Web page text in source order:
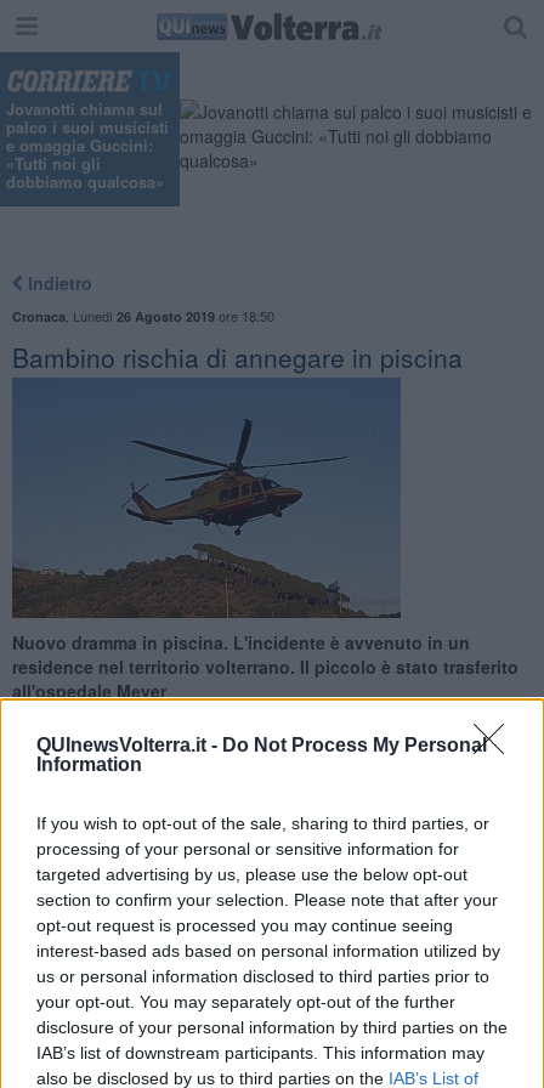
QUInewsVolterra.it - Do Not Process My Personal
Information
If you wish to opt-out of the sale, sharing to third parties, or
processing of your personal or sensitive information for
targeted advertising by us, please use the below opt-out
section to confirm your selection. Please note that after your
opt-out request is processed you may continue seeing
interest-based ads based on personal information utilized by
us or personal information disclosed to third parties prior to
your opt-out. You may separately opt-out of the further
disclosure of your personal information by third parties on the
IAB’s list of downstream participants. This information may
also be disclosed by us to third parties on the IAB’s List of
Jovanotti chiama sul
palco i suoi musicisti
e omaggia Guccini:
«Tutti noi gli
dobbiamo qualcosa»
Indietro
Cronaca Lunedì 26 Agosto 2019ore 18:50
Bambino rischia di annegare in piscina
Nuovo dramma in piscina. L'incidente è avvenuto in un
residence nel territorio volterrano. Il piccolo è stato trasferito
all'ospedale Meyer
VOLTERRA —Un bambino di due anni ha rischiato l'annegamento
in un residence a Saline di Volterra. Il piccolo, di nazionalità
straniera, è stato trasportato in gravi condizioni all'ospedale
pediatrico Meyer a Firenze, a bordo di un elisoccorso Pegaso, del
118.
Non è il primo caso in Toscana quest'anno, l'estate drammatica
degli incidenti in piscina. Il primo caso a Marina di Pietrasanta, dove
una bambina di 12 anni, dopo un incidente nella piscina di uno
stabilimento balneare, è morta all'ospedale Noa di Massa.